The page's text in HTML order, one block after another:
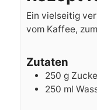
Ein vielseitig
vom Kaffee,
Zutaten
250 g
250 ml